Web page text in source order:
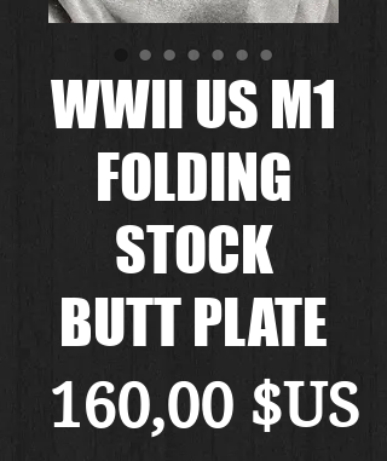
WWII US M1
FOLDING
STOCK
BUTT PLATE
160,00 $US